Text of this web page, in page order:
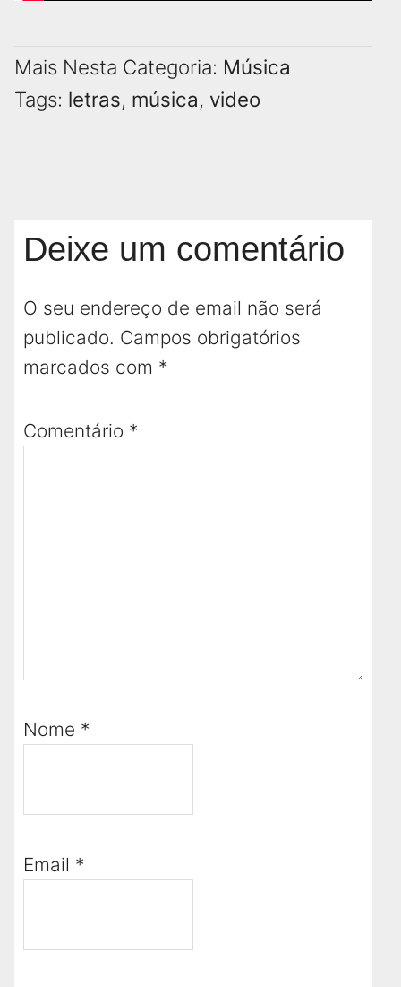
Mais Nesta Categoria: Música
Tags: letras, música, video
Deixe um comentário
O seu endereço de email não será
publicado. Campos obrigatórios
marcados com *
Comentário *
Nome *
Email *